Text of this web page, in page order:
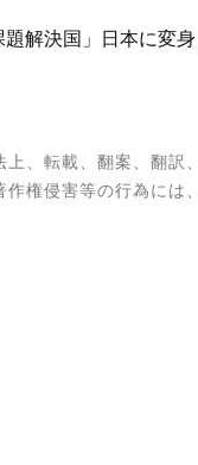
解決国」日本に変身
、転載、翻案、翻
権侵害等の行為に